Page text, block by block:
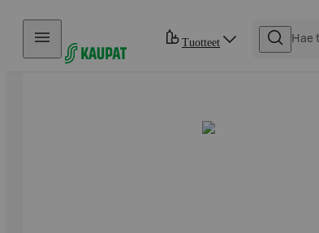
Hyppää sisältöön
Tuotteet